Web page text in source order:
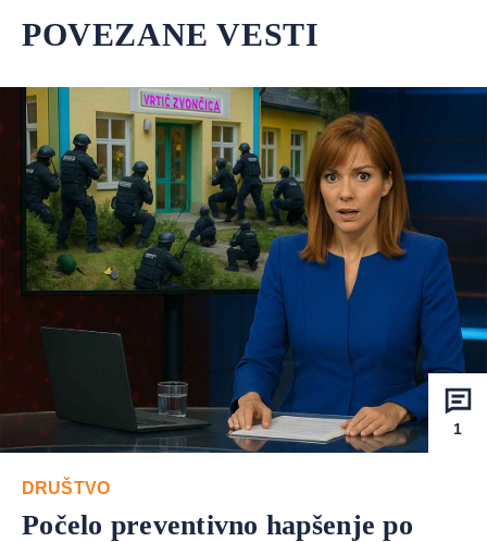
POVEZANE VESTI
1
DRUŠTVO
Počelo preventivno hapšenje po